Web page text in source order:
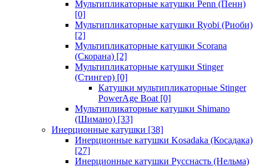
Мультипликаторные катушки Penn (Пенн)
[0]
Мультипликаторные катушки Ryobi (Риоби)
[2]
Мультипликаторные катушки Scorana
(Скорана) [2]
Мультипликаторные катушки Stinger
(Стингер) [0]
Катушки мультипликаторные Stinger
PowerAge Boat [0]
Мультипликаторные катушки Shimano
(Шимано) [33]
Инерционные катушки [38]
Инерционные катушки Kosadaka (Косадака)
[27]
Инерционные катушки Русснасть (Нельма)